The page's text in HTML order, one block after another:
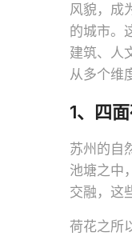
风貌，成
的城市。
建筑、人
从多个维
1、四
苏州的自
池塘之中
交融，这
荷花之所